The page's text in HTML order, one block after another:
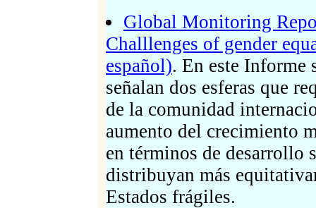
Global Monitoring
Challlenges of gender
español). En este Informe
señalan dos esferas que
de la comunidad
aumento del crecimiento
en términos de desarrollo
distribuyan más
Estados frágiles.